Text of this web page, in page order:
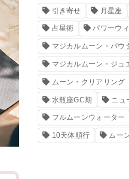
引き寄せ 月星座
占星術 パワーウ
マジカルムーン・パウ
マジカルムーン・ジュ
ムーン・クリアリング
水瓶座GC期 ニュ
フルムーンウォーター
10天体順行 ムー